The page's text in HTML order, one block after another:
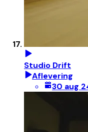
Studio Drift
Aflevering
30 aug